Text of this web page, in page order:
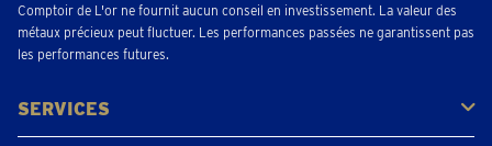
Comptoir de L'or ne fournit aucun conseil en investissement. La valeur des
métaux précieux peut fluctuer. Les performances passées ne garantissent pas
les performances futures.
SERVICES
Acheter
Vendre
Vente aux enchères